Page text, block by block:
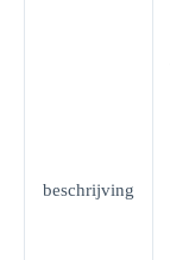
beschrijving